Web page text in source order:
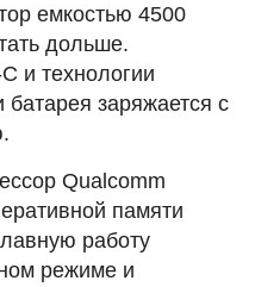
емкостью 4500
дольше.
и технологии
заряжается с
Qualcomm
памяти
работу
режиме и